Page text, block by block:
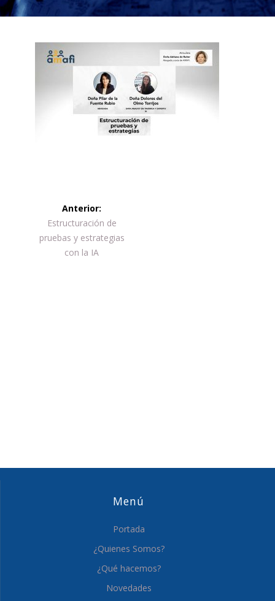
Navegación
de
entradas
Anterior:
Entrada
anterior:
Estructuración de
pruebas y estrategias
con la IA
Menú
Portada
¿Quienes Somos?
¿Qué hacemos?
Novedades